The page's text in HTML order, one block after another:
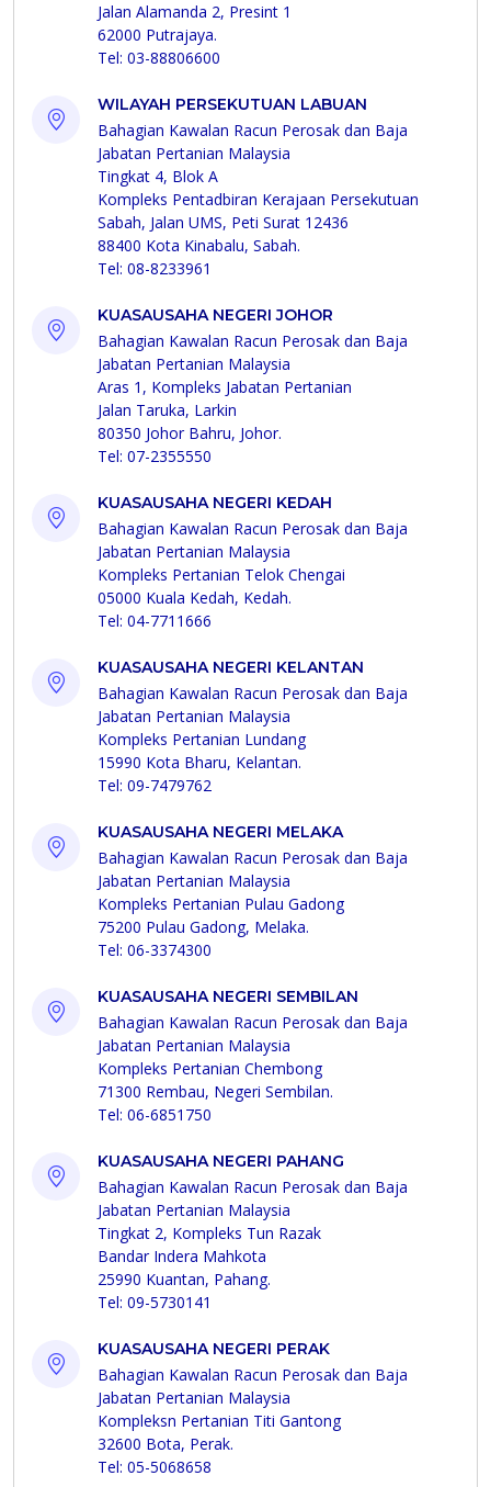
Jalan Alamanda 2, Presint 1
62000 Putrajaya.
Tel: 03-88806600
WILAYAH PERSEKUTUAN LABUAN
Bahagian Kawalan Racun Perosak dan Baja
Jabatan Pertanian Malaysia
Tingkat 4, Blok A
Kompleks Pentadbiran Kerajaan Persekutuan
Sabah, Jalan UMS, Peti Surat 12436
88400 Kota Kinabalu, Sabah.
Tel: 08-8233961
KUASAUSAHA NEGERI JOHOR
Bahagian Kawalan Racun Perosak dan Baja
Jabatan Pertanian Malaysia
Aras 1, Kompleks Jabatan Pertanian
Jalan Taruka, Larkin
80350 Johor Bahru, Johor.
Tel: 07-2355550
KUASAUSAHA NEGERI KEDAH
Bahagian Kawalan Racun Perosak dan Baja
Jabatan Pertanian Malaysia
Kompleks Pertanian Telok Chengai
05000 Kuala Kedah, Kedah.
Tel: 04-7711666
KUASAUSAHA NEGERI KELANTAN
Bahagian Kawalan Racun Perosak dan Baja
Jabatan Pertanian Malaysia
Kompleks Pertanian Lundang
15990 Kota Bharu, Kelantan.
Tel: 09-7479762
KUASAUSAHA NEGERI MELAKA
Bahagian Kawalan Racun Perosak dan Baja
Jabatan Pertanian Malaysia
Kompleks Pertanian Pulau Gadong
75200 Pulau Gadong, Melaka.
Tel: 06-3374300
KUASAUSAHA NEGERI SEMBILAN
Bahagian Kawalan Racun Perosak dan Baja
Jabatan Pertanian Malaysia
Kompleks Pertanian Chembong
71300 Rembau, Negeri Sembilan.
Tel: 06-6851750
KUASAUSAHA NEGERI PAHANG
Bahagian Kawalan Racun Perosak dan Baja
Jabatan Pertanian Malaysia
Tingkat 2, Kompleks Tun Razak
Bandar Indera Mahkota
25990 Kuantan, Pahang.
Tel: 09-5730141
KUASAUSAHA NEGERI PERAK
Bahagian Kawalan Racun Perosak dan Baja
Jabatan Pertanian Malaysia
Kompleksn Pertanian Titi Gantong
32600 Bota, Perak.
Tel: 05-5068658